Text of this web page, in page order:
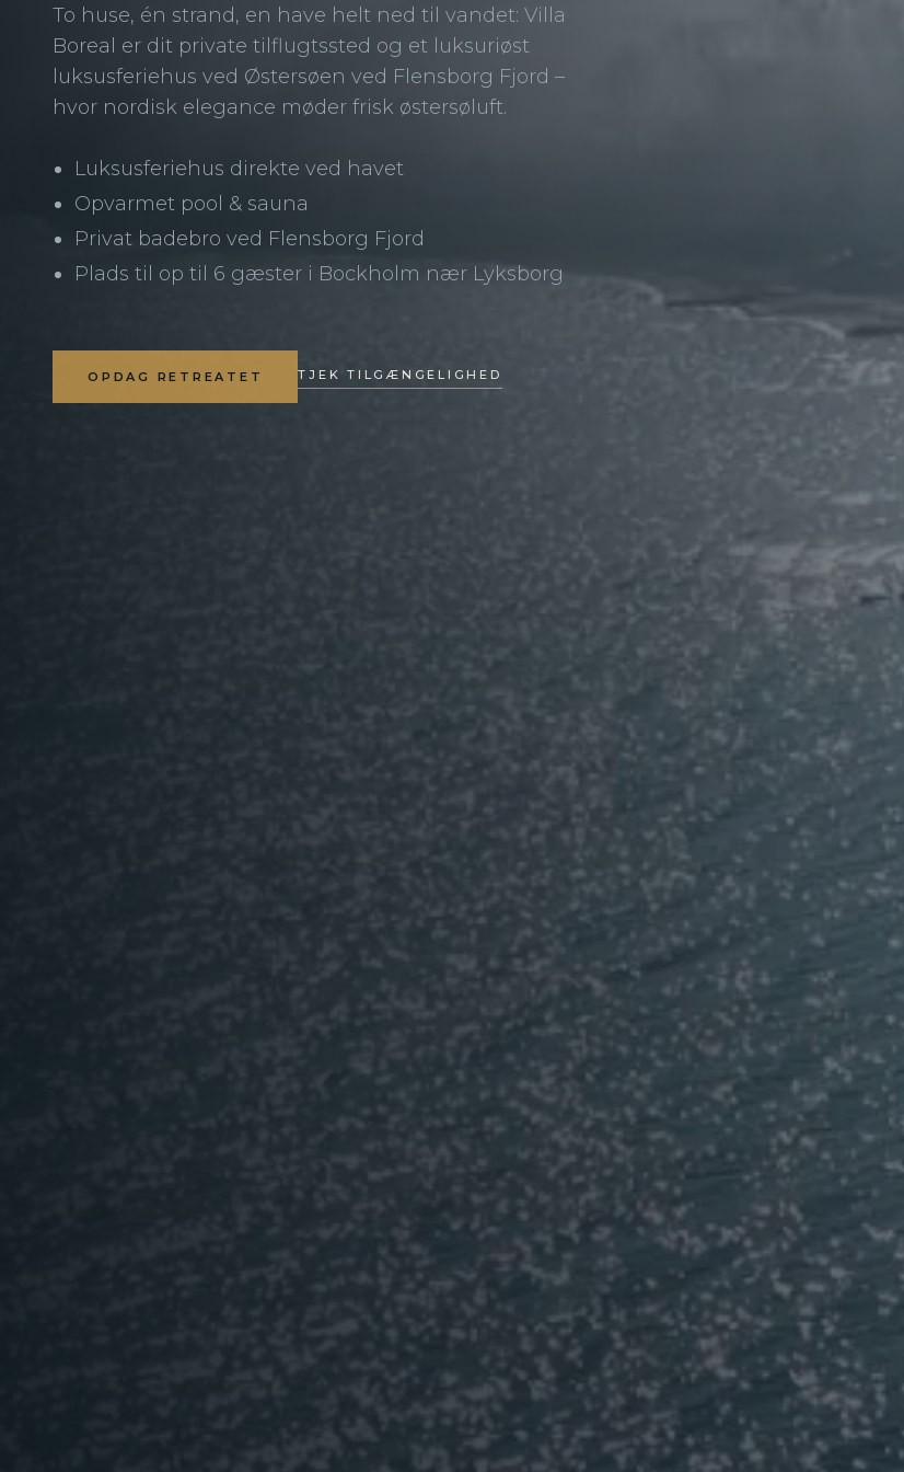
To huse, én strand, en have helt ned til vandet: Villa
Boreal er dit private tilflugtssted og et luksuriøst
luksusferiehus ved Østersøen ved Flensborg Fjord –
hvor nordisk elegance møder frisk østersøluft.
Luksusferiehus direkte ved havet
Opvarmet pool & sauna
Privat badebro ved Flensborg Fjord
Plads til op til 6 gæster i Bockholm nær Lyksborg
OPDAG RETREATET TJEK TILGÆNGELIGHED